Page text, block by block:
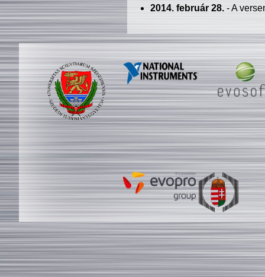
2014. február 28.- A